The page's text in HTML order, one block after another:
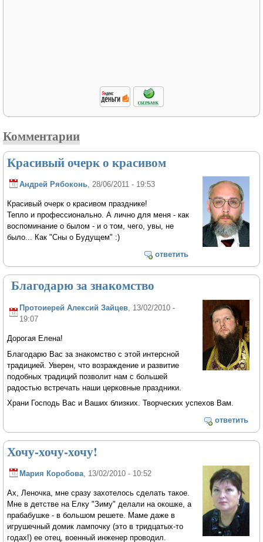
Комментарии
Красивый очерк о красивом
Андрей Рябоконь, 28/06/2011 - 19:53
Красивый очерк о красивом празднике!
Тепло и профессионально. А лично для меня - как
воспоминание о былом - и о том, чего, увы, не
было... Как "Сны о Будущем" :)
ответить
Благодарю за знакомство
Протоиерей Алексий Зайцев, 13/02/2010 -
19:07
Дорогая Елена!
Благодарю Вас за знакомство с этой интерсной
традицией. Уверен, что возраждение и развитие
подобных традиций позволит нам с большей
радостью встречать наши церковные праздники.
Храни Господь Вас и Ваших близких. Творческих успехов Вам.
ответить
Хочу-хочу-хочу!
Мария Коробова, 13/02/2010 - 10:52
Ах, Леночка, мне сразу захотелось сделать такое.
Мне в детстве на Елку "Зиму" делали на окошке, а
прабабушке - в большом решете. Маме даже в
игрушечный домик лампочку (это в тридцатых-то
годах!) ее отец, военный инженер проводил.